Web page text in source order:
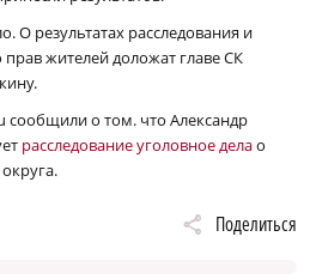
О результатах расследования и
жителей доложат главе СК
сообщили о том. что Александр
расследование уголовное делао
Поделиться